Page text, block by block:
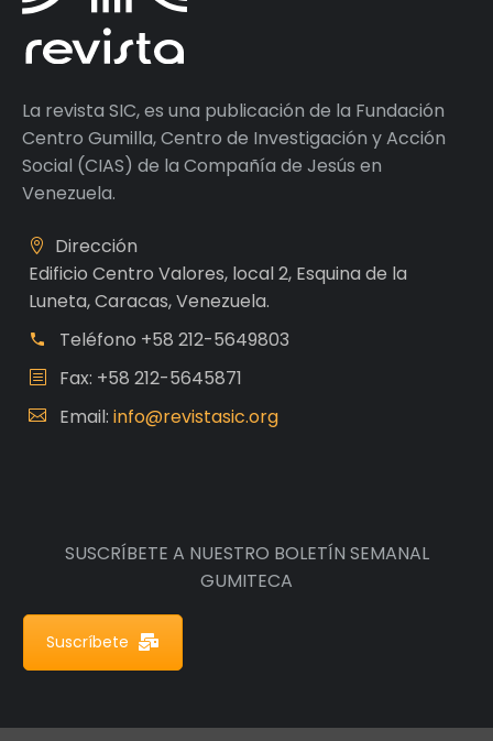
La revista SIC, es una publicación de la Fundación
Centro Gumilla, Centro de Investigación y Acción
Social (CIAS) de la Compañía de Jesús en
Venezuela.
Dirección
Edificio Centro Valores, local 2, Esquina de la
Luneta, Caracas, Venezuela.
Teléfono +58 212-5649803
Fax: +58 212-5645871
Email: info@revistasic.org
SUSCRÍBETE A NUESTRO BOLETÍN SEMANAL
GUMITECA
Suscríbete